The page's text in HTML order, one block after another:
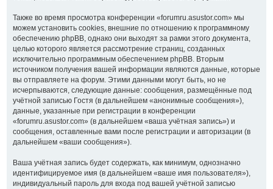
Также во время просмотра конференции «forumru.asustor.com» мы
можем установить cookies, внешние по отношению к программному
обеспечению phpBB, однако они выходят за рамки этого документа,
целью которого является рассмотрение страниц, созданных
исключительно программным обеспечением phpBB. Вторым
источником получения вашей информации являются данные, которые
вы отправляете на форум. Этими данными могут быть, но не
исчерпываются, следующие данные: сообщения, размещённые под
учётной записью Гостя (в дальнейшем «анонимные сообщения»),
данные, указанные при регистрации в конференции
«forumru.asustor.com» (в дальнейшем «ваша учётная запись») и
сообщения, оставленные вами после регистрации и авторизации (в
дальнейшем «ваши сообщения»).
Ваша учётная запись будет содержать, как минимум, однозначно
идентифицируемое имя (в дальнейшем «ваше имя пользователя»),
индивидуальный пароль для входа под вашей учётной записью